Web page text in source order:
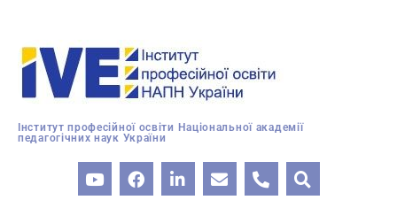
Інститут професійної освіти Національної академії
педагогічних наук України